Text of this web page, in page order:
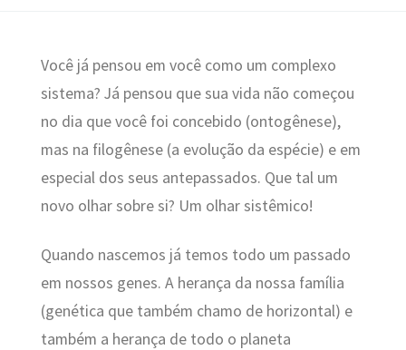
Você já pensou em você como um complexo
sistema? Já pensou que sua vida não começou
no dia que você foi concebido (ontogênese),
mas na filogênese (a evolução da espécie) e em
especial dos seus antepassados. Que tal um
novo olhar sobre si? Um olhar sistêmico!
Quando nascemos já temos todo um passado
em nossos genes. A herança da nossa família
(genética que também chamo de horizontal) e
também a herança de todo o planeta